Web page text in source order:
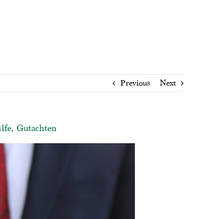
Previous Next
Gutachten